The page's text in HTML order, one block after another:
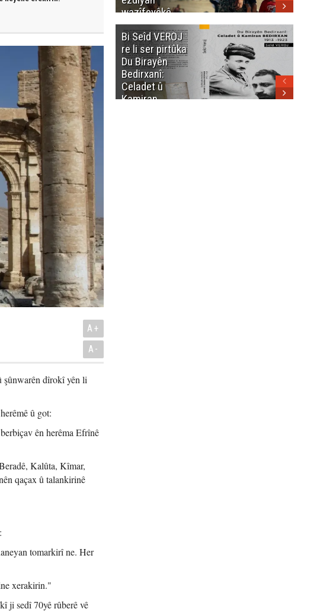
A+
A-
şûnwarên dîrokî yên li
û got:
ên herêma Efrînê
Kalûta, Kîmar,
qaçax û talankirinê
tomarkirî ne. Her
xerakirin."
ji sedî 70yê rûberê vê
wazîfeyêkê
neteweyî yê
heme kurdanê
dinya yo
Bi Seîd VEROJ
re li ser pirtûka
Du Birayên
Bedirxanî:
Celadet û
Kamiran